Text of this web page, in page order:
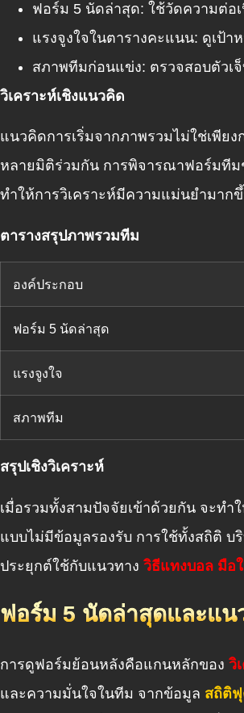
ฟอร์ม 5 นัดล่าสุด: ใช้วัดความต่อ
แรงจูงใจในตารางคะแนน: ดูเป้
สภาพทีมก่อนแข่ง: ตรวจสอบตัวเ
วิเคราะห์เชิงแนวคิด
แนวคิดการเริ่มจากภาพรวมไม่ใช่เพีย
หลายมิติร่วมกัน การพิจารณาฟอร์มที
ทำให้การวิเคราะห์มีความแม่นยำมาก
ตารางสรุปภาพรวมทีม
องค์ประกอบ
ฟอร์ม 5 นัดล่าสุด
แรงจูงใจ
สภาพทีม
สรุปเชิงวิเคราะห์
เมื่อรวมทั้งสามปัจจัยเข้าด้วยกัน จะทำ
แบบไม่มีข้อมูลรองรับ การใช้ทั้งสถิติ
ประยุกต์ใช้กับแนวทาง วิธีแทงบอล มือ
ฟอร์ม 5 นัดล่าสุดและแน
การดูฟอร์มย้อนหลังคือแกนหลักของ วิ
และความมั่นใจในทีม จากข้อมูล สถิติ